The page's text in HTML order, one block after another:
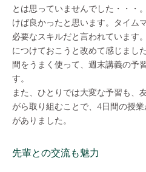
とは思っていませんでした・・・
けば良かったと思います。タイム
必要なスキルだと言われています
につけておこうと改めて感じまし
間をうまく使って、週末講義の予
す。
また、ひとりでは大変な予習も、
がら取り組むことで、4日間の授
がありました。
先輩との交流も魅力